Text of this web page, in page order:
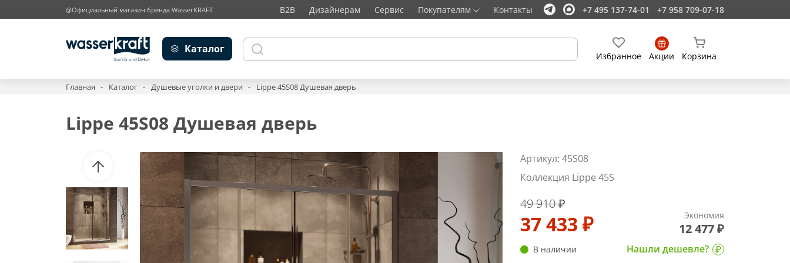
@Официальный магазин бренда WasserKRAFT B2B Дизайнерам Сервис Покупателям Контакты +7 495 137-74-01 +7 958 709-07-18
Каталог
Избранное Акции Корзина
Главная Каталог Душевые уголки и двери Lippe 45S08 Душевая дверь
Lippe 45S08 Душевая дверь
Артикул: 45S08
Коллекция Lippe 45S
49 910 ₽
37 433 ₽ Экономия
12 477 ₽
В наличии Нашли дешевле?